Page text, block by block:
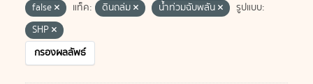
false
แท็ค: ดินถล่ม น้ำท่วมฉับพลัน
รูปแบบ:
SHP
กรองผลลัพธ์